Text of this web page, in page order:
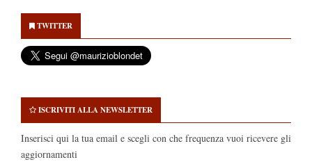
Sidebar
TWITTER
ISCRIVITI ALLA NEWSLETTER
Inserisci qui la tua email e scegli con che frequenza vuoi ricevere gli
aggiornamenti